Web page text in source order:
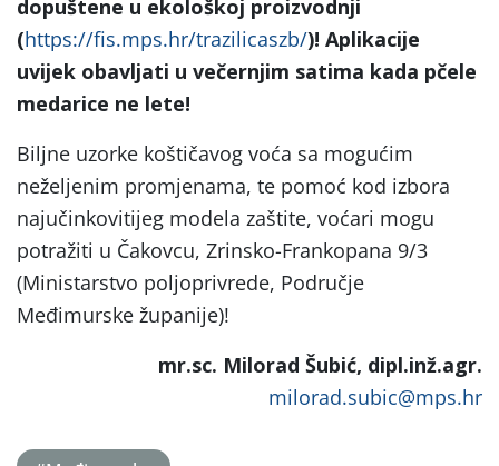
dopuštene u ekološkoj proizvodnji
(https://fis.mps.hr/trazilicaszb/)! Aplikacije
uvijek obavljati u večernjim satima kada pčele
medarice ne lete!
Biljne uzorke koštičavog voća sa mogućim
neželjenim promjenama, te pomoć kod izbora
najučinkovitijeg modela zaštite, voćari mogu
potražiti u Čakovcu, Zrinsko-Frankopana 9/3
(Ministarstvo poljoprivrede, Područje
Međimurske županije)!
mr.sc. Milorad Šubić, dipl.inž.agr.
milorad.subic@mps.hr